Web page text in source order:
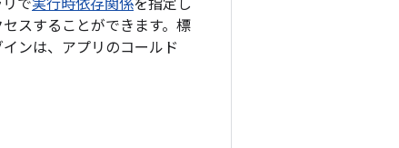
で実行時依存関係を指定し
スすることができます。標
ンは、アプリのコールド